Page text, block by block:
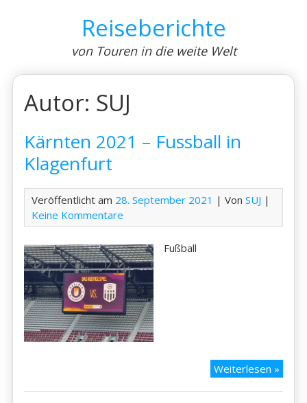
Reiseberichte
von Touren in die weite Welt
Autor: SUJ
Kärnten 2021 – Fussball in
Klagenfurt
Veröffentlicht am 28. September 2021 | VonSUJ |
Keine Kommentare
Fußball
Weiterlesen »